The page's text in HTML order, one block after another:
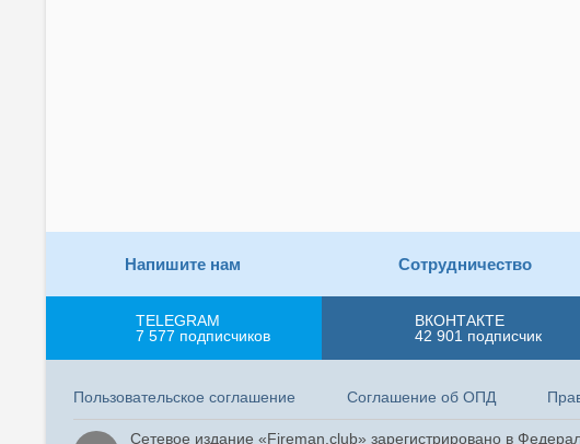
Напишите нам Сотрудничество
TELEGRAM
7 577 подписчиков
ВКОНТАКТЕ
42 901 подписчик
Пользовательское соглашение Соглашение об ОПД
Сетевое издание «Fireman.club» зарегистрировано в